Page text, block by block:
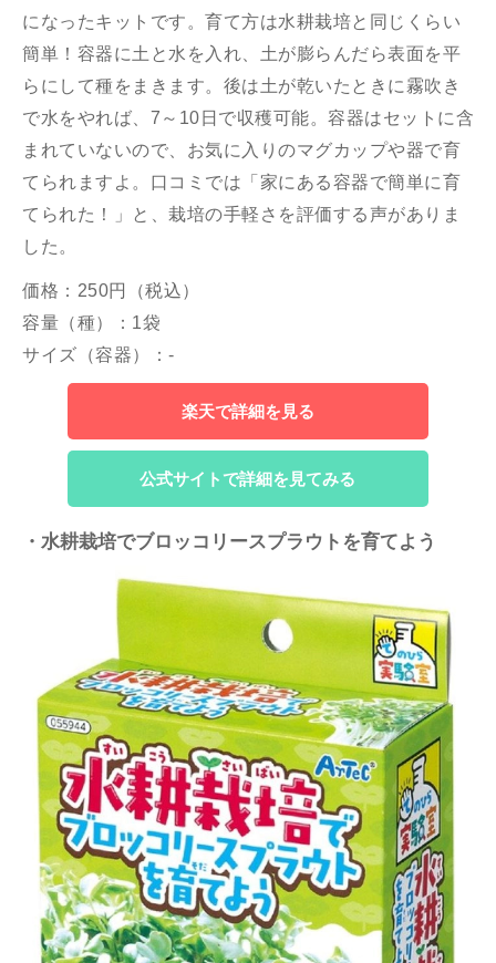
になったキットです。育て方は水耕栽培と同じくらい
簡単！容器に土と水を入れ、土が膨らんだら表面を平
らにして種をまきます。後は土が乾いたときに霧吹き
で水をやれば、7～10日で収穫可能。容器はセットに含
まれていないので、お気に入りのマグカップや器で育
てられますよ。口コミでは「家にある容器で簡単に育
てられた！」と、栽培の手軽さを評価する声がありま
した。
価格：250円（税込）
容量（種）：1袋
サイズ（容器）：-
楽天で詳細を見る
公式サイトで詳細を見てみる
・水耕栽培でブロッコリースプラウトを育てよう